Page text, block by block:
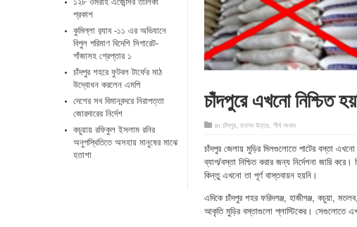
চাঁদপুরে এখনো নিশ্চিত
in চাঁদপুর মতলব উত্তর শীর্ষ সংবাদ
চাঁদপুর জেলায় মুড়ির মিলগুলোতে পাটের বস্তা এখনো
ব্যাগ/বস্তা নিশ্চিত করার জন্য নির্দেশনা জারি
কিন্তু এখনো তা পূর্ণ বাস্তবায়ন হয়নি।
এদিকে চাঁদপুর শহর ফরিদগঞ্জ, হাজীগঞ্জ, কচুয়া,
আকৃতি মুড়ির বস্তাগুলো প্লাস্টিকের। সেগুলোতে
প্রকাশ
কুমিল্লা র‌্যাব -১১ এর অভিযানে
বিপুল পরিমাণ বিদেশি সিগারেট-
গাঁজাসহ গ্রেপ্তার ১
চাঁদপুর শহরে ফুটবল টার্ফের মাঠ
উদ্বোধন করলেন এমপি
দেশের সব বিমানবন্দরে নিরাপত্তা
জোরদারের নির্দেশ
কচুয়ায় রফিকুল ইসলাম রনির
অনুপস্থিতিতে অসহায় মানুষের মাঝে
হতাশা